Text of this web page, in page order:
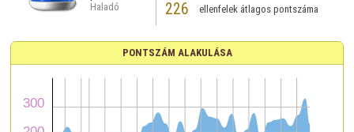
Haladó
226 ellenfelek átlagos pontszáma
PONTSZÁM ALAKULÁSA